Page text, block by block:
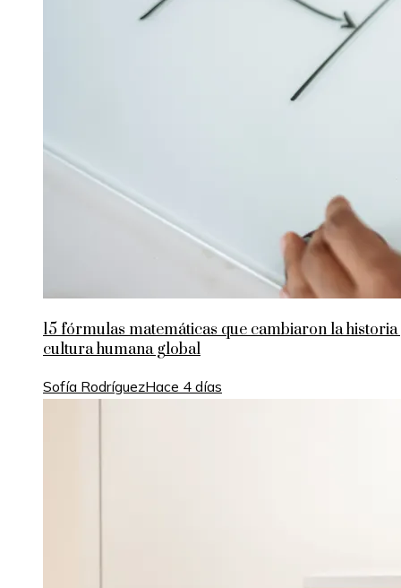
15 fórmulas matemáticas que cambiaron la
cultura humana global
Sofía RodríguezHace 4 días